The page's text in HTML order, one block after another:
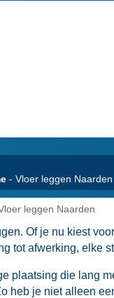
- Vloer leggen Naarden
Of je nu kiest
tot afwerking, elke
plaatsing die lang
je niet alleen